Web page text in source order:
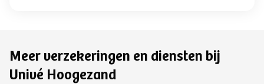
Meer verzekeringen en diensten bij
Univé Hoogezand